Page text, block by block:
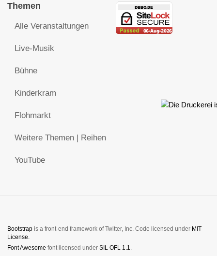
Themen
Alle Veranstaltungen
Live-Musik
Bühne
Kinderkram
Flohmarkt
Weitere Themen | Reihen
YouTube
Bootstrap is a front-end framework of Twitter, Inc. Code licensed under MIT
License.
Font Awesome font licensed under SIL OFL 1.1